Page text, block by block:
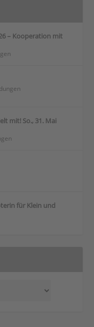
– Kooperation mit
mit! So., 31. Mai
für Klein und